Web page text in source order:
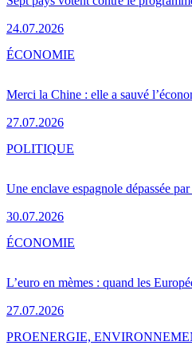
24.07.2026
Merci la Chine : elle a sauvé
27.07.2026
ÉCONOMIE
Une enclave espagnole dépassée
30.07.2026
POLITIQUE
L’euro en mèmes : quand les
27.07.2026
ÉCONOMIE
PROENERGIE,